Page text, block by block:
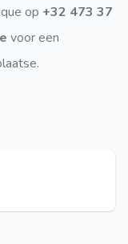
op +32 473 37
voor een